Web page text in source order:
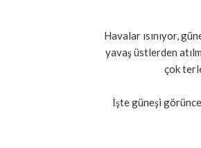
Havalar ısınıyor,
yavaş üstlerden
çok
İşte güneşi